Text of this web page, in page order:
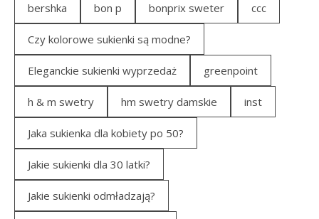
bershka bon p bonprix sweter ccc
Czy kolorowe sukienki są modne?
Eleganckie sukienki wyprzedaż greenpoint
h & m swetry hm swetry damskie inst
Jaka sukienka dla kobiety po 50?
Jakie sukienki dla 30 latki?
Jakie sukienki odmładzają?